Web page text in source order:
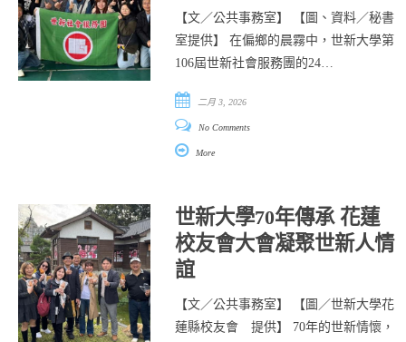
【文／公共事務室】 【圖、資料／秘書
室提供】 在偏鄉的晨霧中，世新大學第
106屆世新社會服務團的24…
二月 3, 2026
No Comments
More
世新大學70年傳承 花蓮
校友會大會凝聚世新人情
誼
【文／公共事務室】 【圖／世新大學花
蓮縣校友會 提供】 70年的世新情懷，